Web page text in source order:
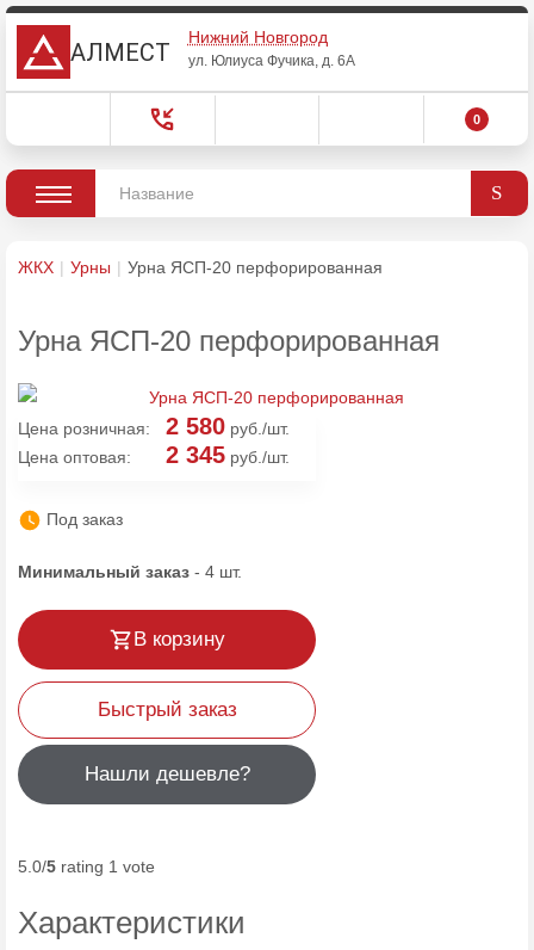
АЛМЕСТ
Нижний Новгород
ул. Юлиуса Фучика, д. 6А
0
ЖКХ Урны Урна ЯСП-20 перфорированная
Урна ЯСП-20 перфорированная
Цена розничная: 2 580 руб./шт.
Цена оптовая:
2 345 руб./шт.
Под заказ
Минимальный заказ - 4 шт.
В корзину
Быстрый заказ
Нашли дешевле?
5.0/5 rating 1 vote
Характеристики